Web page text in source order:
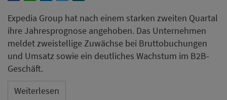
Expedia Group hat nach einem starken zweiten Quartal
ihre Jahresprognose angehoben. Das Unternehmen
meldet zweistellige Zuwächse bei Bruttobuchungen
und Umsatz sowie ein deutliches Wachstum im B2B-
Geschäft.
Weiterlesen